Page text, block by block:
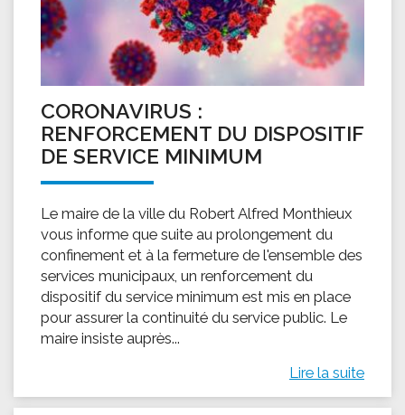
CORONAVIRUS :
RENFORCEMENT DU DISPOSITIF
DE SERVICE MINIMUM
Le maire de la ville du Robert Alfred Monthieux
vous informe que suite au prolongement du
confinement et à la fermeture de l'ensemble des
services municipaux, un renforcement du
dispositif du service minimum est mis en place
pour assurer la continuité du service public. Le
maire insiste auprès...
Lire la suite